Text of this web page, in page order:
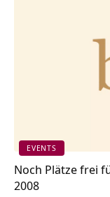
EVENTS
Noch Plätze frei
2008